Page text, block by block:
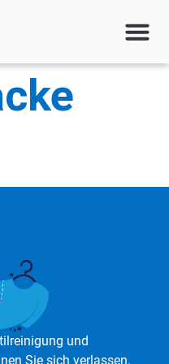
und
Sie sich verlassen.